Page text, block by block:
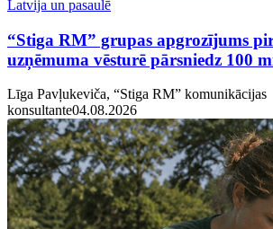
Latvija un pasaulē
“Stiga RM” grupas apgrozījums
uzņēmuma vēsturē pārsniedz 100
Līga Pavļukeviča, “Stiga RM” komunikācijas
konsultante04.08.2026